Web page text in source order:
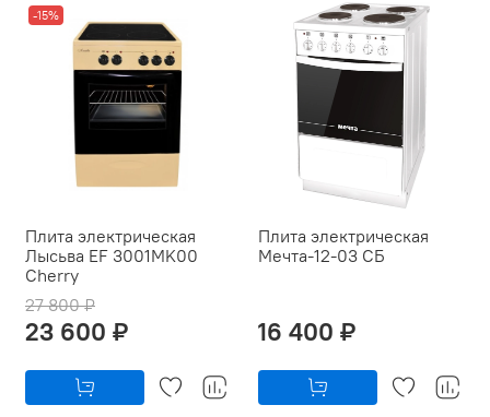
-15%
Плита электрическая
Лысьва EF 3001MK00
Cherry
27 800 ₽
23 600 ₽
Плита электрическая
Мечта-12-03 СБ
16 400 ₽